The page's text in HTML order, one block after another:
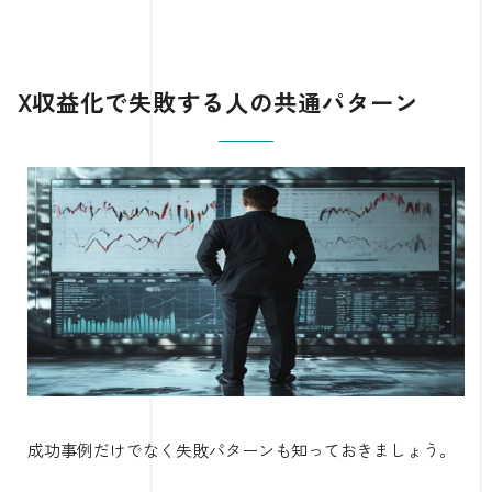
X収益化で失敗する人の共通パターン
成功事例だけでなく失敗パターンも知っておきましょう。